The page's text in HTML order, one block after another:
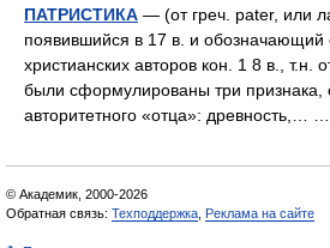
ПАТРИСТИКА — (от греч. pater, или
появившийся в 17 в. и обозначающий
христианских авторов кон. 1 8 в., т.н.
были сформулированы три признака,
авторитетного «отца»: древность,…
© Академик, 2000-2026
Обратная связь: Техподдержка Реклама на сайте